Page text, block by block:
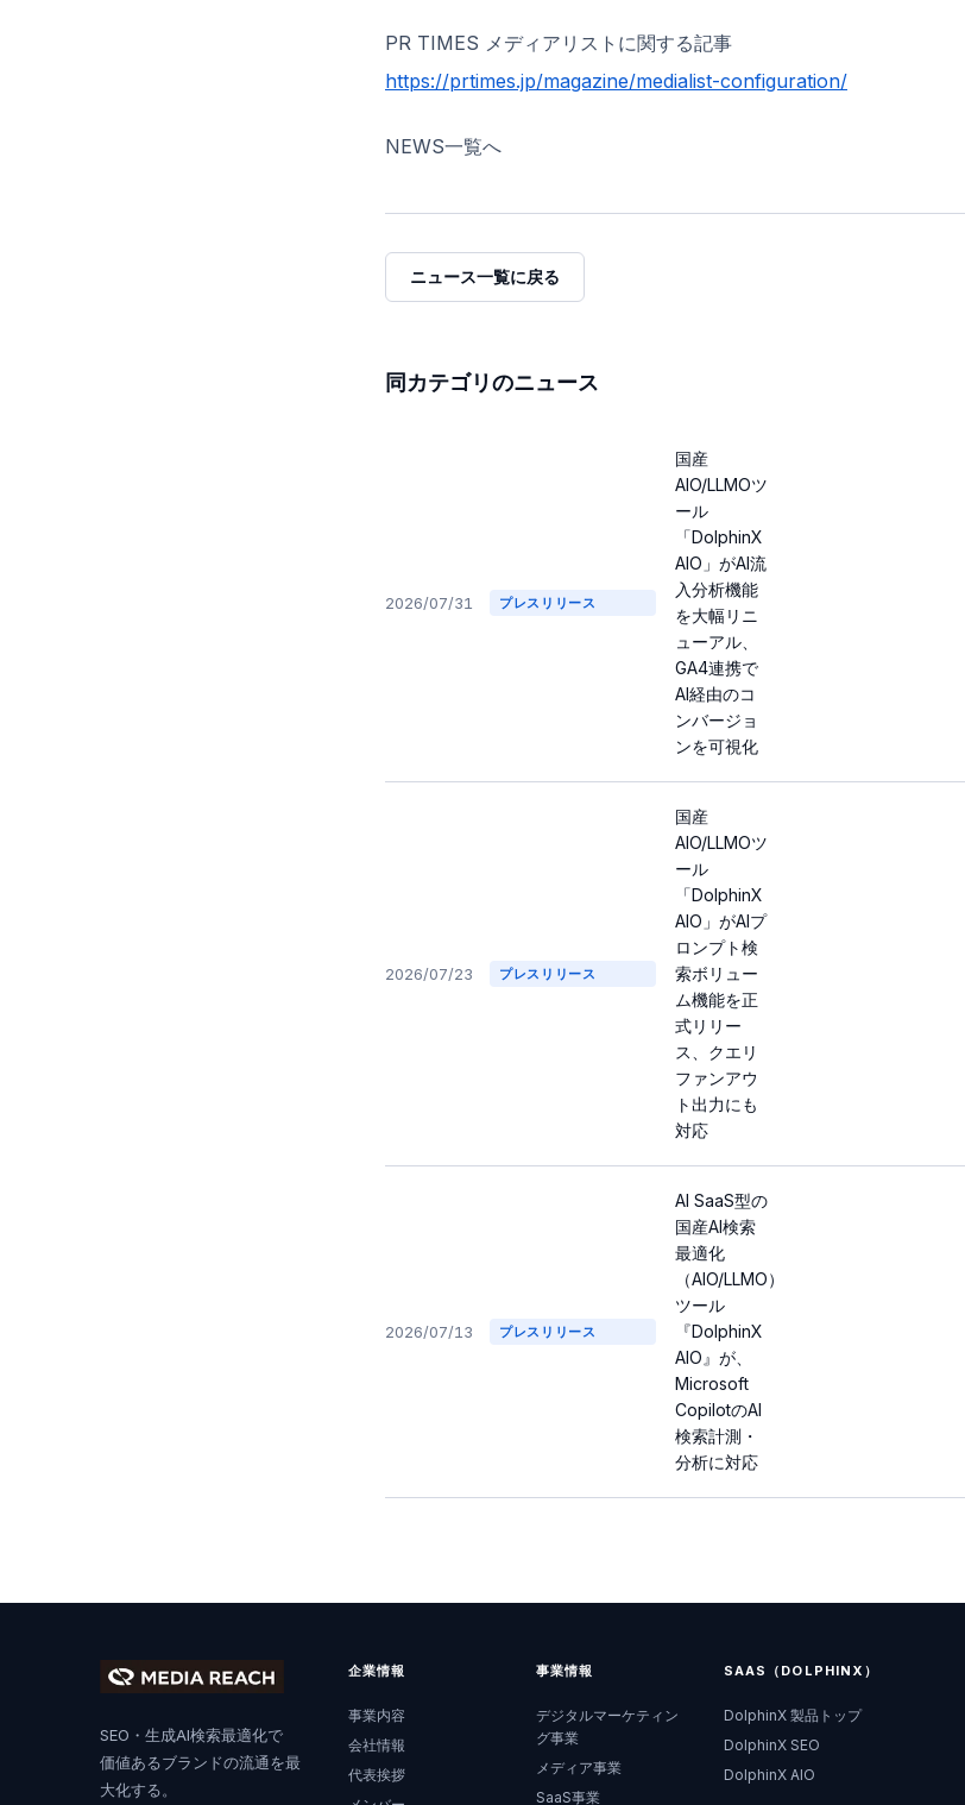
PR TIMES メディアリストに関する記事
https://prtimes.jp/magazine/medialist-configuration/
NEWS一覧へ
ニュース一覧に戻る
同カテゴリのニュース
2026/07/31 プレスリリース
国産
AIO/LLMOツ
ール
「DolphinX
AIO」がAI流
入分析機能
を大幅リニ
ューアル、
GA4連携で
AI経由のコ
ンバージョ
ンを可視化
2026/07/23 プレスリリース
国産
AIO/LLMOツ
ール
「DolphinX
AIO」がAIプ
ロンプト検
索ボリュー
ム機能を正
式リリー
ス、クエリ
ファンアウ
ト出力にも
対応
2026/07/13 プレスリリース
AI SaaS型の
国産AI検索
最適化
（AIO/LLMO）
ツール
『DolphinX
AIO』が、
Microsoft
CopilotのAI
検索計測・
分析に対応
SEO・生成AI検索最適化で
価値あるブランドの流通を最
大化する。
企業情報
事業内容
会社情報
代表挨拶
事業情報
デジタルマーケティン
グ事業
メディア事業
SaaS事業
SAAS（DOLPHINX）
DolphinX 製品トップ
DolphinX SEO
DolphinX AIO